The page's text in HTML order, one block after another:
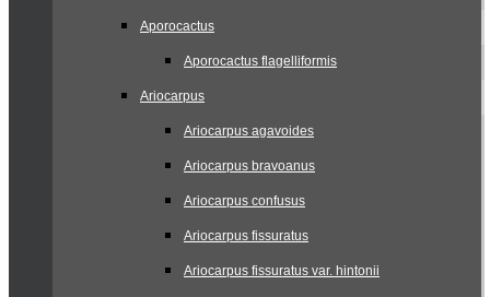
Aporocactus
Aporocactus flagelliformis
Ariocarpus
Ariocarpus agavoides
Ariocarpus bravoanus
Ariocarpus confusus
Ariocarpus fissuratus
Ariocarpus fissuratus var. hintonii